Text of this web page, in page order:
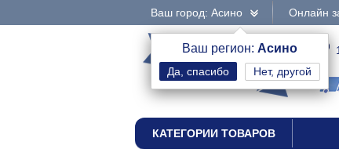
Ваш город: Асино
Ваш регион: Асино
Нет, другой
Онлайн
интернет-магазин
КАТЕГОРИИ ТОВАРОВ